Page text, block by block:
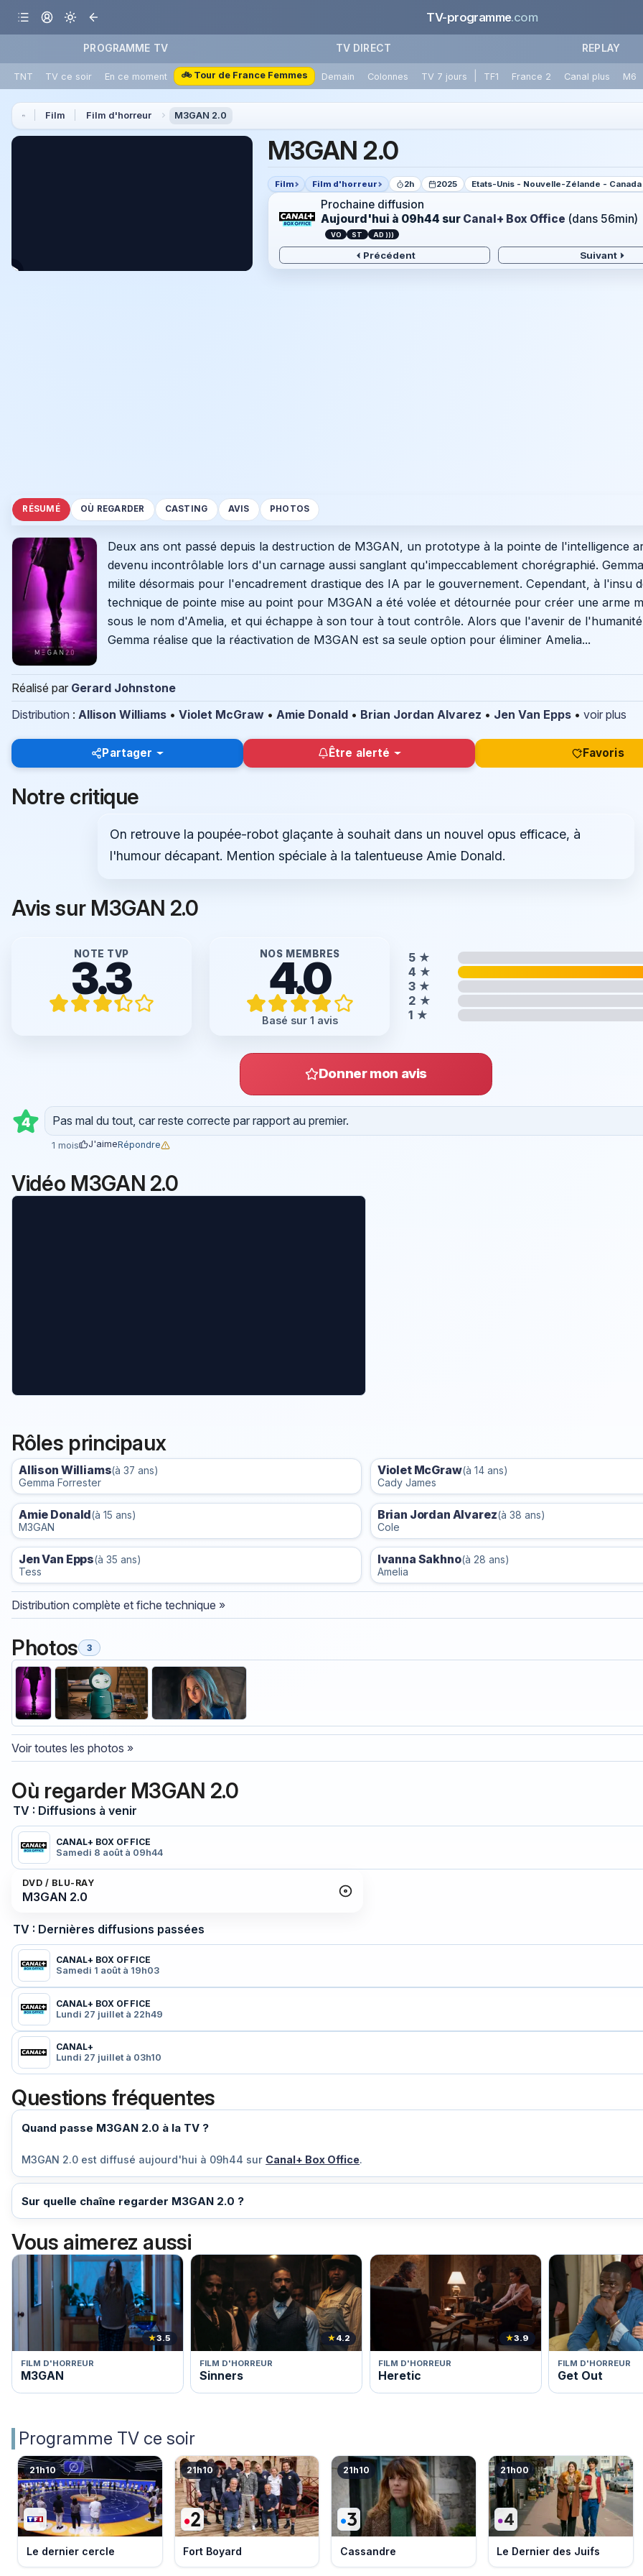
TV-programme.com
PROGRAMME TV TV DIRECT REPLAY
TNT TV ce soir En ce moment 🚲 Tour de France Femmes Demain Colonnes TV 7 jours TF1 France 2 Canal plus M6
Film Film d'horreur M3GAN 2.0
M3GAN 2.0
Film Film d'horreur 2h 2025 Etats-Unis - Nouvelle-Zélande - Canada
Prochaine diffusion
Aujourd'hui à 09h44 sur Canal+ Box Office (dans 56min)
VO ST AD )))
Précédent Suivant
RÉSUMÉ OÙ REGARDER CASTING AVIS PHOTOS
Deux ans ont passé depuis la destruction de M3GAN, un prototype à la pointe de l'intelligence
devenu incontrôlable lors d'un carnage aussi sanglant qu'impeccablement chorégraphié.
milite désormais pour l'encadrement drastique des IA par le gouvernement. Cependant, à l'insu
technique de pointe mise au point pour M3GAN a été volée et détournée pour créer une arme
sous le nom d'Amelia, et qui échappe à son tour à tout contrôle. Alors que l'avenir de
Gemma réalise que la réactivation de M3GAN est sa seule option pour éliminer Amelia...
Réalisé par Gerard Johnstone
Distribution : Allison Williams • Violet McGraw • Amie Donald • Brian Jordan Alvarez • Jen Van Epps • voir plus
Partager Être alerté Favoris
Notre critique
On retrouve la poupée-robot glaçante à souhait dans un nouvel opus efficace, à
l'humour décapant. Mention spéciale à la talentueuse Amie Donald.
Avis sur M3GAN 2.0
NOTE TVP
3.3 NOS MEMBRES
4.0
Basé sur 1 avis
5 ★
4 ★
3 ★
2 ★
1 ★
Donner mon avis
4 Pas mal du tout, car reste correcte par rapport au premier.
1 mois J'aimeRépondre
Vidéo M3GAN 2.0
Rôles principaux
Allison Williams(à 37 ans)
Gemma Forrester
Violet McGraw(à 14 ans)
Cady James
Amie Donald(à 15 ans)
M3GAN
Brian Jordan Alvarez(à 38 ans)
Cole
Jen Van Epps(à 35 ans)
Tess
Ivanna Sakhno(à 28 ans)
Amelia
Distribution complète et fiche technique »
Photos 3
Voir toutes les photos »
Où regarder M3GAN 2.0
TV : Diffusions à venir
CANAL+ BOX OFFICE
Samedi 8 août à 09h44
DVD / BLU-RAY
M3GAN 2.0
TV : Dernières diffusions passées
CANAL+ BOX OFFICE
Samedi 1 août à 19h03
CANAL+ BOX OFFICE
Lundi 27 juillet à 22h49
CANAL+
Lundi 27 juillet à 03h10
Questions fréquentes
Quand passe M3GAN 2.0 à la TV ?
M3GAN 2.0 est diffusé aujourd'hui à 09h44 sur Canal+ Box Office.
Sur quelle chaîne regarder M3GAN 2.0 ?
Vous aimerez aussi
★3.5
FILM D'HORREUR
M3GAN
★4.2
FILM D'HORREUR
Sinners
★3.9
FILM D'HORREUR
Heretic
FILM D'HORREUR
Get Out
Programme TV ce soir
21h10
Le dernier cercle
21h10
Fort Boyard
21h10
Cassandre
21h00
Le Dernier des Juifs